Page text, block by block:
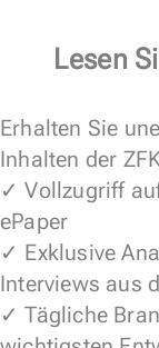
Lesen
Erhalten Sie
Inhalten der
✓ Vollzugriff
ePaper
✓ Exklusive
Interviews aus
✓ Tägliche